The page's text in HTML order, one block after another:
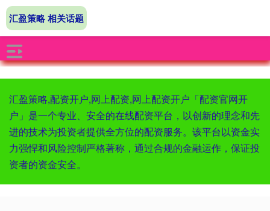
汇盈策略,配资开户,网上配资,网上配资开户「配资官网开
户」是一个专业、安全的在线配资平台，以创新的理念和先
进的技术为投资者提供全方位的配资服务。该平台以资金实
力强悍和风险控制严格著称，通过合规的金融运作，保证投
资者的资金安全。
汇盈策略 相关话题